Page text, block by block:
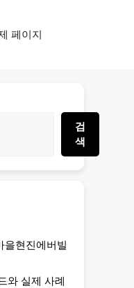
페이지
검
색
을현진에버빌
와 실제 사례